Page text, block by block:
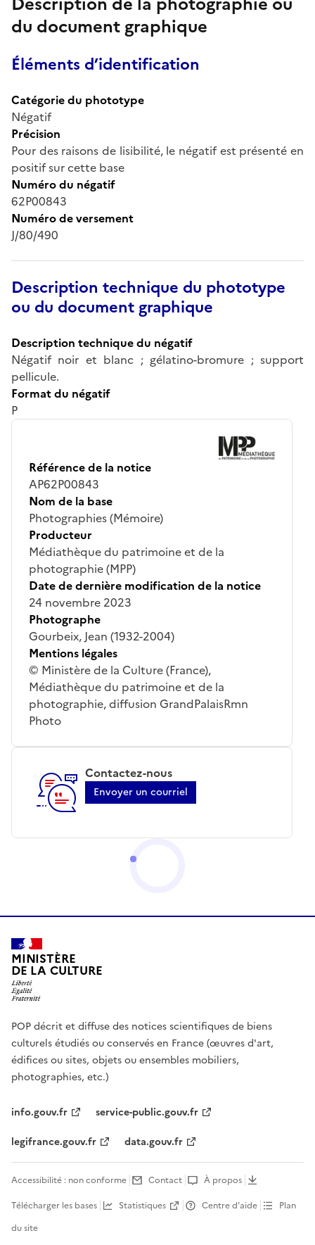
du document graphique
Éléments d’identification
Catégorie du phototype
Négatif
Précision
Pour des raisons de lisibilité, le négatif est présenté en
positif sur cette base
Numéro du négatif
62P00843
Numéro de versement
J/80/490
Description technique du phototype
ou du document graphique
Description technique du négatif
Négatif noir et blanc ; gélatino-bromure ; support
pellicule.
Format du négatif
P
Référence de la notice
AP62P00843
Nom de la base
Photographies (Mémoire)
Producteur
Médiathèque du patrimoine et de la
photographie (MPP)
Date de dernière modification de la notice
24 novembre 2023
Photographe
Gourbeix, Jean (1932-2004)
Mentions légales
© Ministère de la Culture (France),
Médiathèque du patrimoine et de la
photographie, diffusion GrandPalaisRmn
Photo
Contactez-nous
Envoyer un courriel
MINISTÈRE
DE LA CULTURE
POP décrit et diffuse des notices scientifiques de biens
culturels étudiés ou conservés en France (œuvres d'art,
édifices ou sites, objets ou ensembles mobiliers,
photographies, etc.)
info.gouv.fr
service-public.gouv.fr
legifrance.gouv.fr
data.gouv.fr
Accessibilité : non conforme Contact
À propos
Télécharger les bases
Statistiques Centre d’aide
Plan
du site